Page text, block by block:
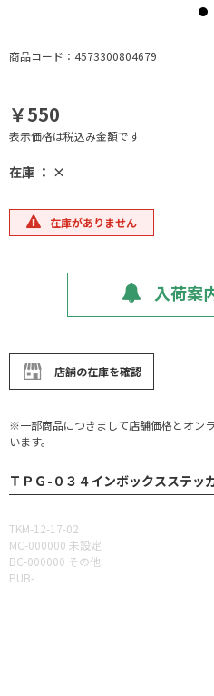
商品コード：4573300804679
￥550
表示価格は税込み金額です
在庫 ： ×
在庫がありません
入荷案
店舗の在庫を確認
※一部商品につきまして店舗価格とオン
います。
ＴＰＧ-０３４インボックスステ
TKM-12-17-02
MC-000000 未設定
BC-000000 その他
PUB-